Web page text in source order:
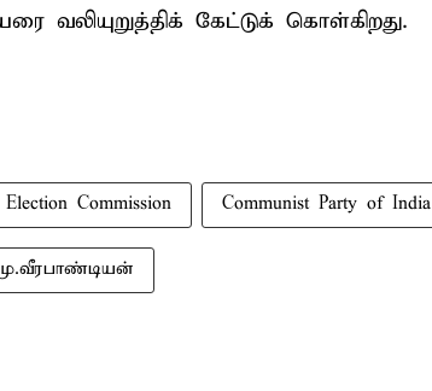
கேட்டுக் கொள்கிறது.
Election Commission Communist Party of India